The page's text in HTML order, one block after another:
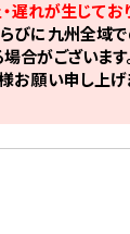
れが生じており
に九州全域で
合がございます
お願い申し上げ